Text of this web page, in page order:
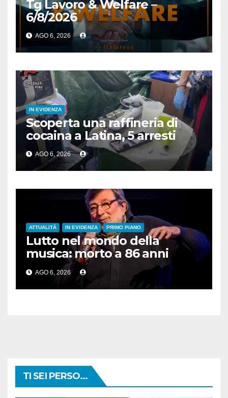
Tg Lavoro & Welfare –
6/8/2026
AGO 6, 2026
IN EVIDENZA
Scoperta una raffineria di
cocaina a Latina, 5 arresti
AGO 6, 2026
ATTUALITÀ IN EVIDENZA PRIMO PIANO
Lutto nel mondo della
musica: morto a 86 anni
Francesco Guccini
AGO 6, 2026
TI SEI PERSO...